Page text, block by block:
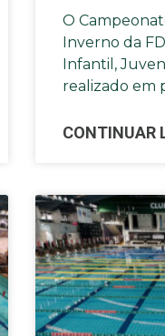
O
Inverno da
Infantil,
realizado em
CONTINUAR